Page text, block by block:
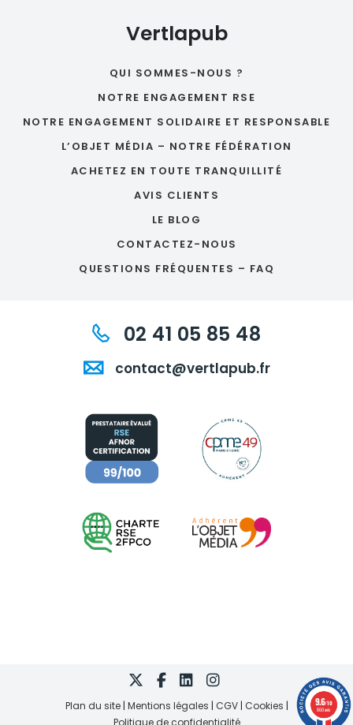
Vertlapub
QUI SOMMES-NOUS ?
NOTRE ENGAGEMENT RSE
NOTRE ENGAGEMENT SOLIDAIRE ET RESPONSABLE
L’OBJET MÉDIA – NOTRE FÉDÉRATION
ACHETEZ EN TOUTE TRANQUILLITÉ
AVIS CLIENTS
LE BLOG
CONTACTEZ-NOUS
QUESTIONS FRÉQUENTES – FAQ
02 41 05 85 48
contact@vertlapub.fr
Plan du site Mentions légales CGV
Cookies
Politique de confidentialité
9.6/10
860 avis